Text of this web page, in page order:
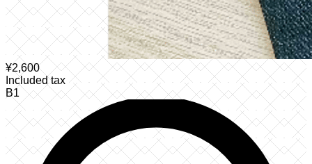
¥2,600
Included tax
B1